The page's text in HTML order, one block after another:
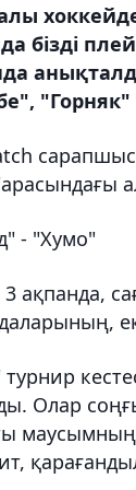
бізді
"Горняк"
- "Хумо"
3 ақпанда,
Олар
маусымның